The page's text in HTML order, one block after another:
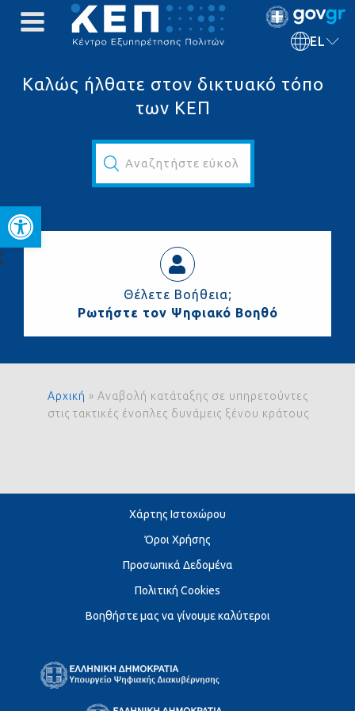
Ανοίξτε τη γραμμή
EL
Καλώς ήλθατε στον δικτυακό τόπο
των ΚΕΠ
Αναζητήστε εύκολα και γρήγορα...
Θέλετε Βοήθεια;
Ρωτήστε τον Ψηφιακό Βοηθό
Αρχική » Αναβολή κατάταξης σε υπηρετούντες
στις τακτικές ένοπλες δυνάμεις ξένου κράτους
Χάρτης Ιστοχώρου
Όροι Χρήσης
Προσωπικά Δεδομένα
Πολιτική Cookies
Βοηθήστε μας να γίνουμε καλύτεροι